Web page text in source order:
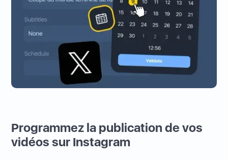
Programmez la publication de vos
vidéos sur Instagram